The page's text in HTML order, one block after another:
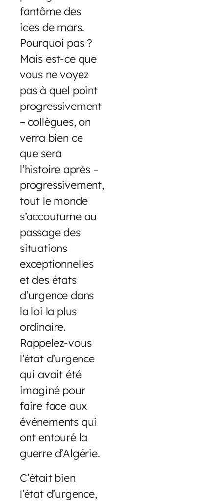
fantôme des
ides de mars.
Pourquoi pas ?
Mais est-ce que
vous ne voyez
pas à quel point
progressivement
– collègues, on
verra bien ce
que sera
l’histoire après –
progressivement,
tout le monde
s’accoutume au
passage des
situations
exceptionnelles
et des états
d’urgence dans
la loi la plus
ordinaire.
Rappelez-vous
l’état d’urgence
qui avait été
imaginé pour
faire face aux
événements qui
ont entouré la
guerre d’Algérie.
C’était bien
l’état d’urgence,